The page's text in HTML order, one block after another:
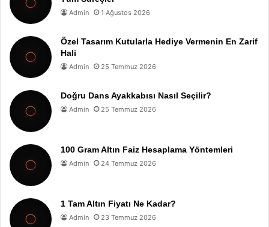
Admin 1 Ağustos 2026
Özel Tasarım Kutularla Hediye Vermenin En Zarif
Hali
Admin 25 Temmuz 2026
Doğru Dans Ayakkabısı Nasıl Seçilir?
Admin 25 Temmuz 2026
100 Gram Altın Faiz Hesaplama Yöntemleri
Admin 24 Temmuz 2026
1 Tam Altın Fiyatı Ne Kadar?
Admin 23 Temmuz 2026